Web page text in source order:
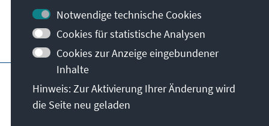
Kontakt
Besuchen Sie auch
Hauptseite der KAS
Nutzungsbedingungen
Erklärung zur Barrierefreiheit
Notwendige technische Cookies
Cookies für statistische Analysen
Cookies zur Anzeige eingebundener
Inhalte
Hinweis: Zur Aktivierung Ihrer Änderung wird
die Seite neu geladen